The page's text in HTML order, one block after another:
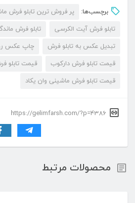
برچسب‌ها:
پر فروش ترین تابلو فرش
تابلو فرش آیت الکرسی
تابلو فرش
تبدیل عکس به تابلو فرش
چاپ عکس
قیمت تابلو فرش دارکوب
قیمت تابلو
قیمت تابلو فرش ماشینی وان یکاد
https://gelimfarsh.com/?p=4386
محصولات مرتبط